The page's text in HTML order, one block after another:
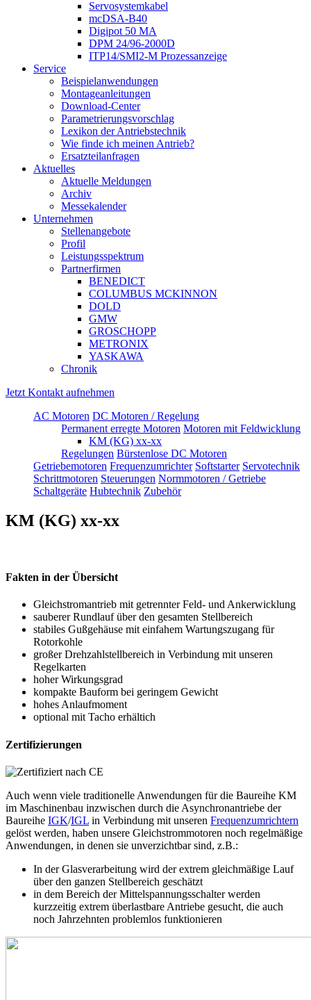
Servosystemkabel
mcDSA-B40
Digipot 50 MA
DPM 24/96-2000D
ITP14/SMI2-M Prozessanzeige
Service
Beispielanwendungen
Montageanleitungen
Download-Center
Parametrierungsvorschlag
Lexikon der Antriebstechnik
Wie finde ich meinen Antrieb?
Ersatzteilanfragen
Aktuelles
Aktuelle Meldungen
Archiv
Messekalender
Unternehmen
Stellenangebote
Profil
Leistungsspektrum
Partnerfirmen
BENEDICT
COLUMBUS MCKINNON
DOLD
GMW
GROSCHOPP
METRONIX
YASKAWA
Chronik
Jetzt Kontakt aufnehmen
AC Motoren DC Motoren / Regelung
Permanent erregte Motoren Motoren mit Feldwicklung
KM (KG) xx-xx
Regelungen Bürstenlose DC Motoren
Getriebemotoren Frequenzumrichter Softstarter Servotechnik
Schrittmotoren Steuerungen Normmotoren / Getriebe
Schaltgeräte Hubtechnik Zubehör
KM (KG) xx-xx
Fakten in der Übersicht
Gleichstromantrieb mit getrennter Feld- und Ankerwicklung
sauberer Rundlauf über den gesamten Stellbereich
stabiles Gußgehäuse mit einfahem Wartungszugang für
Rotorkohle
großer Drehzahlstellbereich in Verbindung mit unseren
Regelkarten
hoher Wirkungsgrad
kompakte Bauform bei geringem Gewicht
hohes Anlaufmoment
optional mit Tacho erhältich
Zertifizierungen
Auch wenn viele traditionelle Anwendungen für die Baureihe KM
im Maschinenbau inzwischen durch die Asynchronantriebe der
Baureihe IGK/IGL in Verbindung mit unseren Frequenzumrichtern
gelöst werden, haben unsere Gleichstrommotoren noch regelmäßige
Anwendungen, in denen sie unverzichtbar sind, z.B.:
In der Glasverarbeitung wird der extrem gleichmäßige Lauf
über den ganzen Stellbereich geschätzt
in dem Bereich der Mittelspannungsschalter werden
kurzzeitig extrem überlastbare Antriebe gesucht, die auch
noch Jahrzehnten problemlos funktionieren